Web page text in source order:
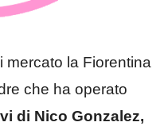
mercato la Fiorentina
che ha operato
di Nico Gonzalez,